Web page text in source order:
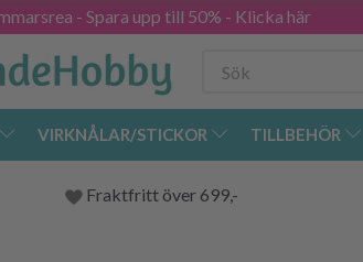
- Spara upp till 50% - Klicka här
VIRKNÅLAR/STICKOR TILLBEHÖR
Fraktfritt över 699,-